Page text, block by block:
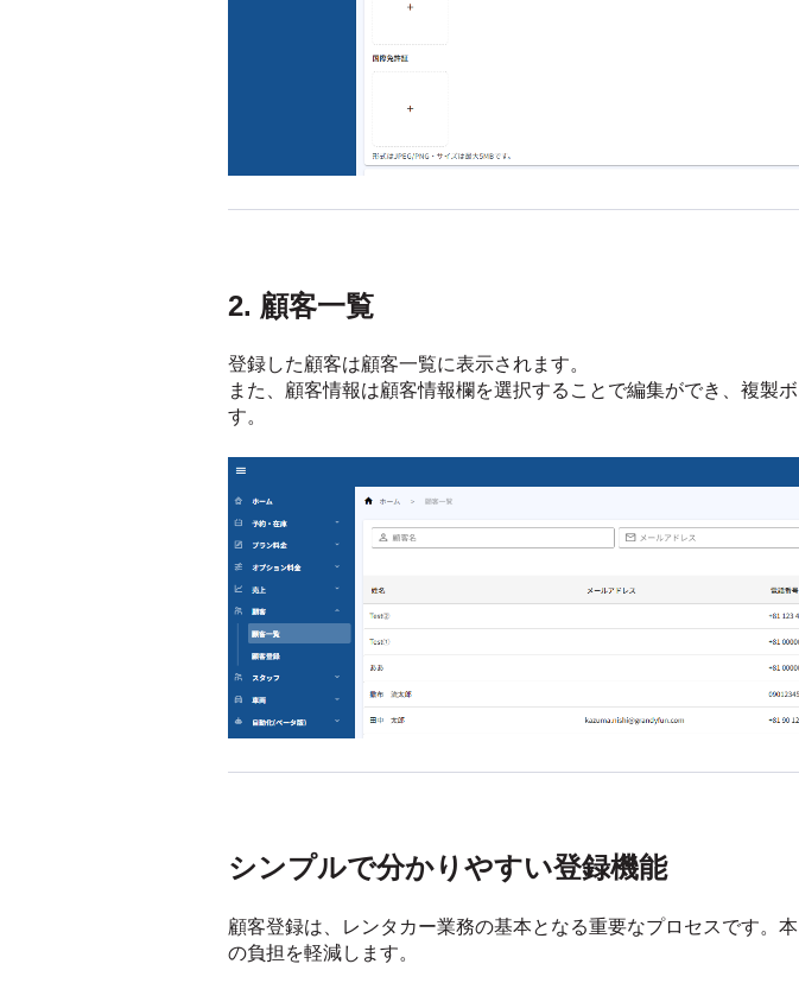
2. 顧客一覧
登録した顧客は顧客一覧に表示されます。
また、顧客情報は顧客情報欄を選択することで編集ができ、複製
す。
シンプルで分かりやすい登録機能
顧客登録は、レンタカー業務の基本となる重要なプロセスです。
の負担を軽減します。